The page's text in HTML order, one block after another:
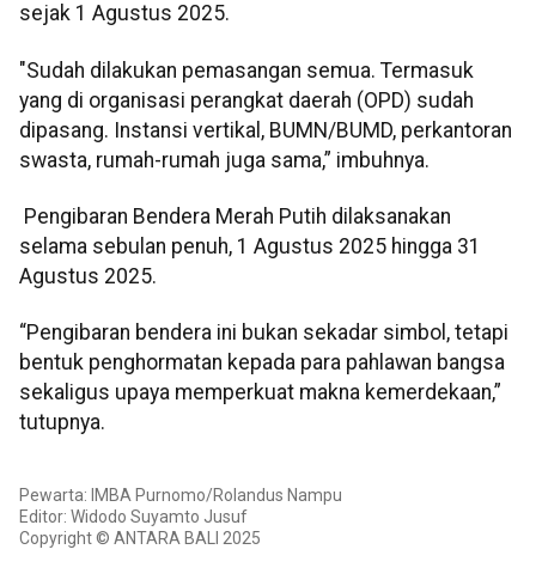
sejak 1 Agustus 2025.
"Sudah dilakukan pemasangan semua. Termasuk
yang di organisasi perangkat daerah (OPD) sudah
dipasang. Instansi vertikal, BUMN/BUMD, perkantoran
swasta, rumah-rumah juga sama,” imbuhnya.
Pengibaran Bendera Merah Putih dilaksanakan
selama sebulan penuh, 1 Agustus 2025 hingga 31
Agustus 2025.
“Pengibaran bendera ini bukan sekadar simbol, tetapi
bentuk penghormatan kepada para pahlawan bangsa
sekaligus upaya memperkuat makna kemerdekaan,”
tutupnya.
Pewarta: IMBA Purnomo/Rolandus Nampu
Editor: Widodo Suyamto Jusuf
Copyright © ANTARA BALI 2025